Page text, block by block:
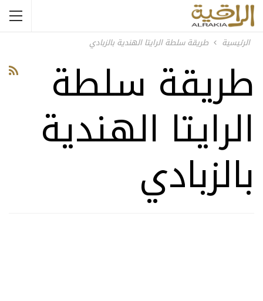
الرئيسية طريقة سلطة الرايتا الهندية بالزبادي
طريقة سلطة
الرايتا الهندية
بالزبادي